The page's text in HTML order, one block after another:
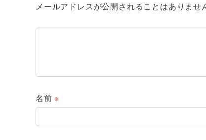
メールアドレスが公開されることはありませ
名前※